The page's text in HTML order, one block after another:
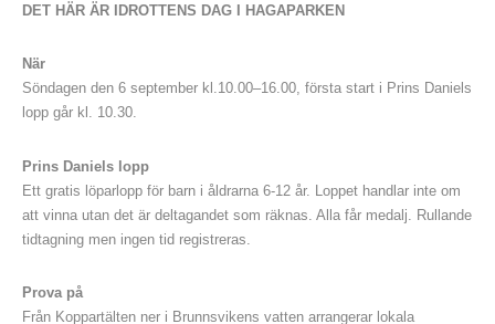
DET HÄR ÄR IDROTTENS DAG I HAGAPARKEN
När
Söndagen den 6 september kl.10.00–16.00, första start i Prins Daniels
lopp går kl. 10.30.
Prins Daniels lopp
Ett gratis löparlopp för barn i åldrarna 6-12 år. Loppet handlar inte om
att vinna utan det är deltagandet som räknas. Alla får medalj. Rullande
tidtagning men ingen tid registreras.
Prova på
Från Koppartälten ner i Brunnsvikens vatten arrangerar lokala